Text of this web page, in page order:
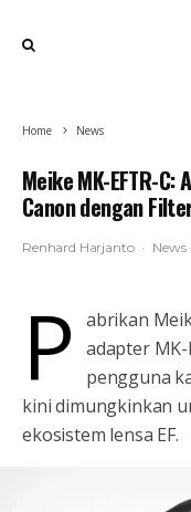
Home News
Meike MK-EFTR-C:
Canon dengan
Renhard Harjanto · News
P
abrikan
adapter MK-
pengguna
kini dimungkinkan
ekosistem lensa EF.